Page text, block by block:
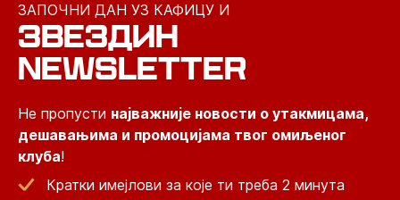
ЗАПОЧНИ ДАН УЗ КАФИЦУ И
ЗВЕЗДИН
NEWSLETTER
Не пропусти најважније новости о утакмицама,
дешавањима и промоцијама твог омиљеног
клуба!
Кратки имејлови за које ти треба 2 минута